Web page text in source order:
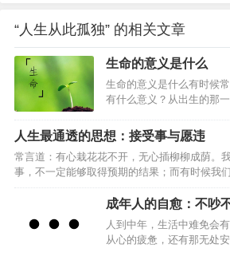
“人生从此孤独” 的相关文章
生命的意义是什么
生命的意义是什么有时候
有什么意义？从出生的那
道为了什么，只知道盲目
殚精竭虑，成年后成家立
忙碌碌，为了家庭，为了
银几两日夜奔波，然而到
逝去、分离。在这整个的
断面临病苦、衰老、爱别
不下，等种种无奈与辛酸
没意思。既然所有的生命
人生最通透的思想：接受事与愿违
常言道：有心栽花花不开，无心插柳柳成荫。
事，不一定能够取得预期的结果；而有时候我
无意中获得意想不到的收获。人生充满了不确
通透？走过半生，比起年轻时的激情与冲劲，
而安的从容。接受事与愿违，是中年人该有的
人生常态林清玄说：“人生不如意之事十有八九
事事如意。”在人生的旅途中，不如意之事远比
成年人的自愈：不吵
就够了
人到中年，生活中难免会
从心的疲惫，还有那无处